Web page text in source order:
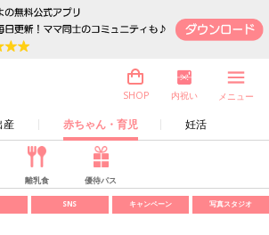
産 赤ちゃん・育児 妊活
SHOP 内祝い メニュー
離乳食 優待パス
SNS キャンペーン 写真スタジオ